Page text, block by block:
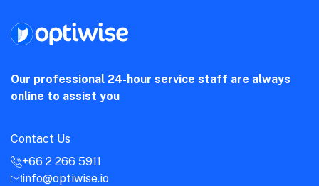
Our professional 24-hour service staff are always
online to assist you
Contact Us
+66 2 266 5911
info@optiwise.io